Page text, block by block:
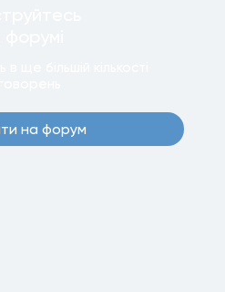
на форум